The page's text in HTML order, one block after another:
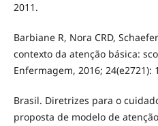
2011.
Barbiane R, Nora CRD,
contexto da atenção básica:
Enfermagem, 2016; 24(e2721):
Brasil. Diretrizes para o
proposta de modelo de